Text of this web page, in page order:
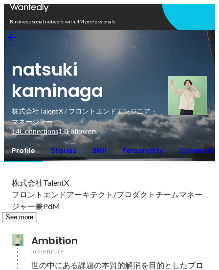
Business social network with 4M professionals
natsuki
kaminaga
株式会社TalentX / フロントエンドエンジニア・
マネージャー
14Connections13Followers
Profile Stories Skill Personality
株式会社TalentX
フロントエンドアーキテクト/プロダクトチームマネー
ジャー兼PdM
See more
Ambition
In the future
世の中にある課題の本質的解消を目的としたプロ